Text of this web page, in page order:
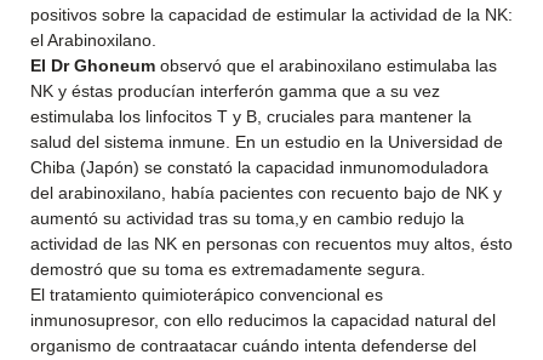
positivos sobre la capacidad de estimular la actividad de la NK:
el Arabinoxilano.
El Dr Ghoneum observó que el arabinoxilano estimulaba las
NK y éstas producían interferón gamma que a su vez
estimulaba los linfocitos T y B, cruciales para mantener la
salud del sistema inmune. En un estudio en la Universidad de
Chiba (Japón) se constató la capacidad inmunomoduladora
del arabinoxilano, había pacientes con recuento bajo de NK y
aumentó su actividad tras su toma,y en cambio redujo la
actividad de las NK en personas con recuentos muy altos, ésto
demostró que su toma es extremadamente segura.
El tratamiento quimioterápico convencional es
inmunosupresor, con ello reducimos la capacidad natural del
organismo de contraatacar cuándo intenta defenderse del